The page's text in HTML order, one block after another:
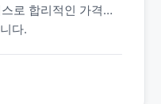
로 합리적인 가격에
다.